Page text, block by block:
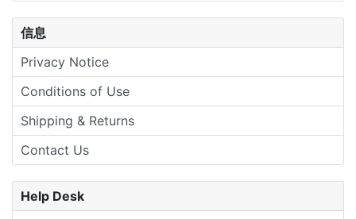
信息
Privacy Notice
Conditions of Use
Shipping & Returns
Contact Us
Help Desk